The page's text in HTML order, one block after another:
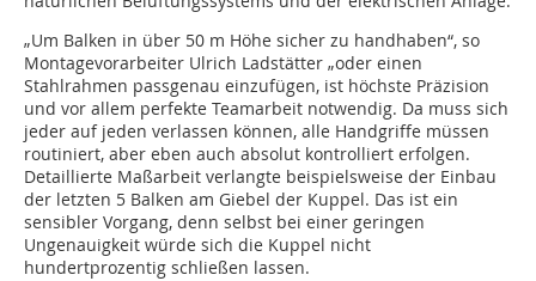
„Um Balken in über 50 m Höhe sicher zu handhaben“, so
Montagevorarbeiter Ulrich Ladstätter „oder einen
Stahlrahmen passgenau einzufügen, ist höchste Präzision
und vor allem perfekte Teamarbeit notwendig. Da muss sich
jeder auf jeden verlassen können, alle Handgriffe müssen
routiniert, aber eben auch absolut kontrolliert erfolgen.
Detaillierte Maßarbeit verlangte beispielsweise der Einbau
der letzten 5 Balken am Giebel der Kuppel. Das ist ein
sensibler Vorgang, denn selbst bei einer geringen
Ungenauigkeit würde sich die Kuppel nicht
hundertprozentig schließen lassen.